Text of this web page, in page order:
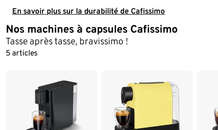
En savoir plus sur la durabilité de Cafissimo
Nos machines à capsules Cafissimo
Tasse après tasse, bravissimo !
5 articles
Fin de la liste